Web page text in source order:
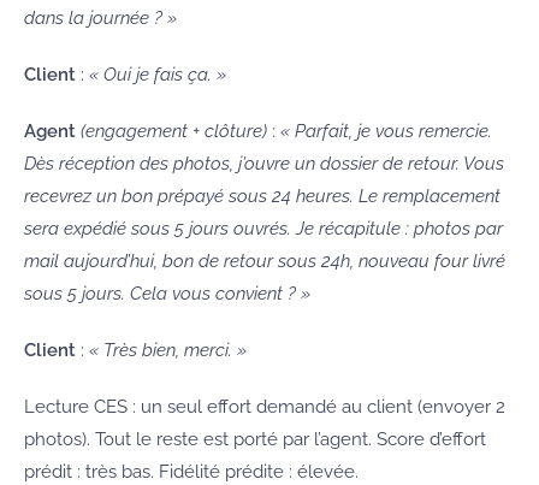
dans la journée ? »
Client : « Oui je fais ça. »
Agent (engagement + clôture) : « Parfait, je vous remercie.
Dès réception des photos, j’ouvre un dossier de retour. Vous
recevrez un bon prépayé sous 24 heures. Le remplacement
sera expédié sous 5 jours ouvrés. Je récapitule : photos par
mail aujourd’hui, bon de retour sous 24h, nouveau four livré
sous 5 jours. Cela vous convient ? »
Client : « Très bien, merci. »
Lecture CES : un seul effort demandé au client (envoyer 2
photos). Tout le reste est porté par l’agent. Score d’effort
prédit : très bas. Fidélité prédite : élevée.